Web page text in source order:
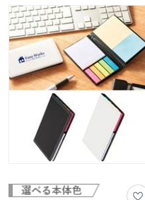
年記念にいかがでしょうか。バラマキに
も嬉しいお手頃価格です。厚さが薄く1
枚ずつ袋入りなのでDMと一緒に郵送で
きます。